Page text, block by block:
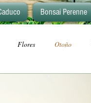
Bonsai Perenne
Flores Otoño